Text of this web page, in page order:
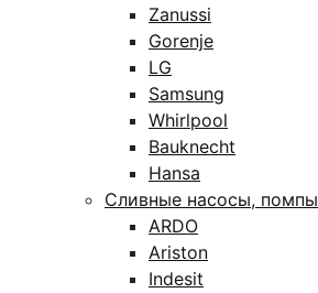
Zanussi
Gorenje
LG
Samsung
Whirlpool
Bauknecht
Hansa
Сливные насосы, помпы
ARDO
Ariston
Indesit